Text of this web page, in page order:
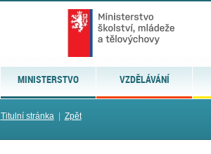
MINISTERSTVO VZDĚLÁVÁNÍ
Titulní stránka| Zpět